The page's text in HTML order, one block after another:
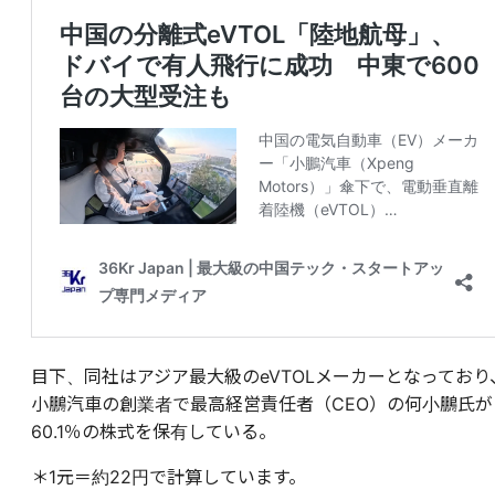
目下、同社はアジア最大級のeVTOLメーカーとなっており
小鵬汽車の創業者で最高経営責任者（CEO）の何小鵬氏が
60.1％の株式を保有している。
＊1元＝約22円で計算しています。